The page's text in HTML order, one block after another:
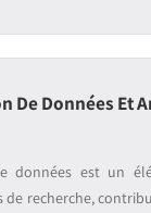
De Données Et
données est un
de recherche,